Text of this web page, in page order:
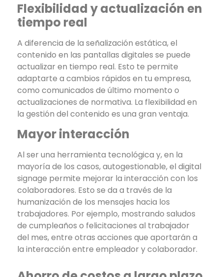
Flexibilidad y actualización en
tiempo real
A diferencia de la señalización estática, el
contenido en las pantallas digitales se puede
actualizar en tiempo real. Esto te permite
adaptarte a cambios rápidos en tu empresa,
como comunicados de último momento o
actualizaciones de normativa. La flexibilidad en
la gestión del contenido es una gran ventaja.
Mayor interacción
Al ser una herramienta tecnológica y, en la
mayoría de los casos, autogestionable, el digital
signage permite mejorar la interacción con los
colaboradores. Esto se da a través de la
humanización de los mensajes hacia los
trabajadores. Por ejemplo, mostrando saludos
de cumpleaños o felicitaciones al trabajador
del mes, entre otras acciones que aportarán a
la interacción entre empleador y colaborador.